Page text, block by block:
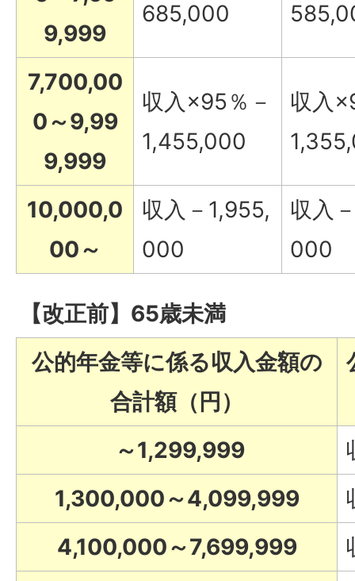
9,999
685,000
7,700,00
0～9,99
9,999
収入×95％－
1,455,000
収入
10,000,0
00～
収入－1,955,
000
収入
000
【改正前】65歳未満
公的年金等に係る収入金額の
合計額（円）
～1,299,999
1,300,000～4,099,999
4,100,000～7,699,999